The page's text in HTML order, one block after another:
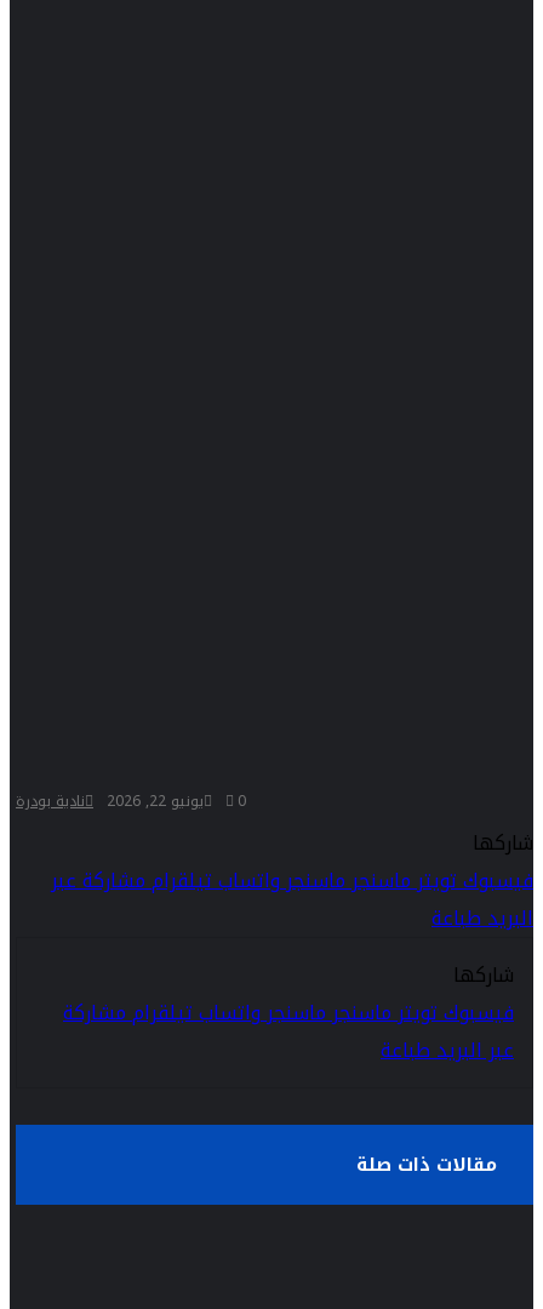
نادية بودرة يونيو 22, 2026 0
شاركها
فيسبوكتويترماسنجرماسنجرواتسابتيلقراممشاركة عبر
البريدطباعة
شاركها
فيسبوكتويترماسنجرماسنجرواتسابتيلقراممشاركة
عبر البريدطباعة
مقالات ذات صلة